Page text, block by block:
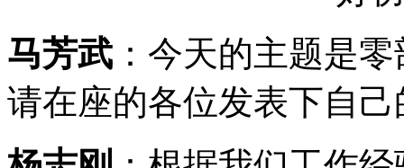
马芳武 ：今天的主题是
请在座的各位发表下自